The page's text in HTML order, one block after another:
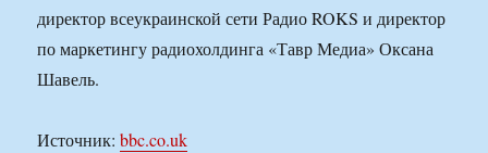
директор всеукраинской сети Радио ROKS и директор
по маркетингу радиохолдинга «Тавр Медиа» Оксана
Шавель.
Источник:bbc.co.uk